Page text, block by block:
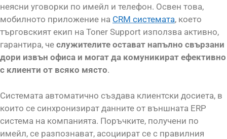
неясни уговорки по имейл и телефон. Освен това,
мобилното приложение на CRM системата, което
търговският екип на Toner Support използва активно,
гарантира, че служителите остават напълно свързани
дори извън офиса и могат да комуникират ефективно
с клиенти от всяко място.
Системата автоматично създава клиентски досиета, в
които се синхронизират данните от външната ERP
система на компанията. Поръчките, получени по
имейл, се разпознават, асоциират се с правилния